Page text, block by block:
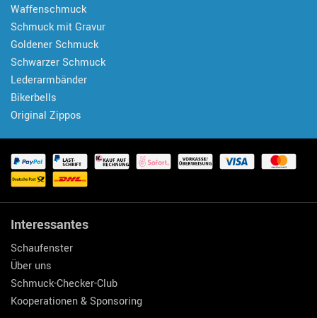
Waffenschmuck
Schmuck mit Gravur
Goldener Schmuck
Schwarzer Schmuck
Lederarmbänder
Bikerbells
Original Zippos
Interessantes
Schaufenster
Über uns
Schmuck-Checker-Club
Kooperationen & Sponsoring